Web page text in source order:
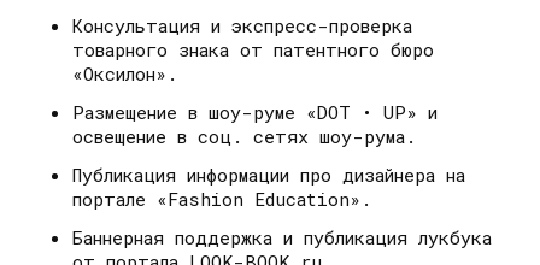
Консультация и экспресс-проверка
товарного знака от патентного бюро
«Оксилон».
Размещение в шоу-руме «DOT • UP» и
освещение в соц. сетях шоу-рума.
Публикация информации про дизайнера на
портале «Fashion Education».
Баннерная поддержка и публикация лукбука